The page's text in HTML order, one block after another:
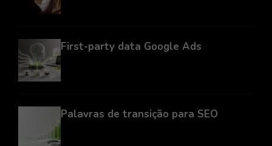
First-party data Google Ads
Palavras de transição para SEO